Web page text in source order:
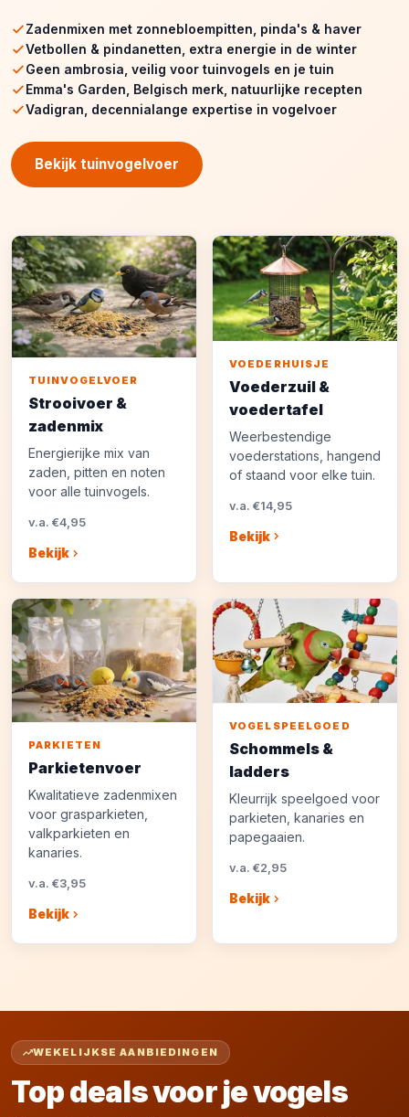
Zadenmixen met zonnebloempitten, pinda's & haver
Vetbollen & pindanetten, extra energie in de winter
Geen ambrosia, veilig voor tuinvogels en je tuin
Emma's Garden, Belgisch merk, natuurlijke recepten
Vadigran, decennialange expertise in vogelvoer
Bekijk tuinvogelvoer
TUINVOGELVOER
Strooivoer &
zadenmix
Energierijke mix van
zaden, pitten en noten
voor alle tuinvogels.
v.a. €4,95
Bekijk
VOEDERHUISJE
Voederzuil &
voedertafel
Weerbestendige
voederstations, hangend
of staand voor elke tuin.
v.a. €14,95
Bekijk
PARKIETEN
Parkietenvoer
Kwalitatieve zadenmixen
voor grasparkieten,
valkparkieten en
kanaries.
v.a. €3,95
Bekijk
VOGELSPEELGOED
Schommels &
ladders
Kleurrijk speelgoed voor
parkieten, kanaries en
papegaaien.
v.a. €2,95
Bekijk
WEKELIJKSE AANBIEDINGEN
Top deals voor je vogels